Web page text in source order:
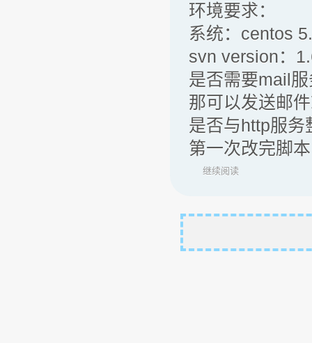
环境要求：
系统：centos
svn version：
是否需要mail
那可以发送邮
是否与http服务
第一次改完脚
继续阅读